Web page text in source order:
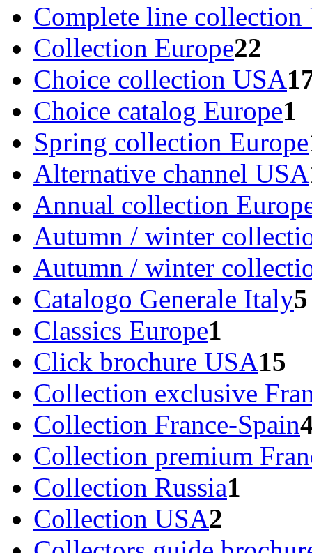
Complete line collection
Collection Europe22
Choice collection USA
Choice catalog Europe1
Spring collection Europe
Alternative channel USA
Annual collection
Autumn / winter
Autumn / winter
Catalogo Generale Italy5
Classics Europe1
Click brochure USA15
Collection exclusive
Collection France-Spain
Collection premium
Collection Russia1
Collection USA2